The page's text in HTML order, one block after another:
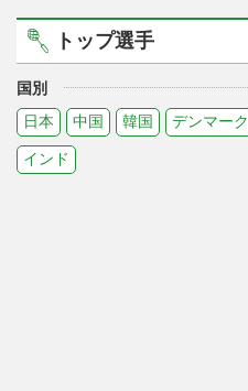
トップ選手
国別
日本
中国 韓国 デンマーク
インド